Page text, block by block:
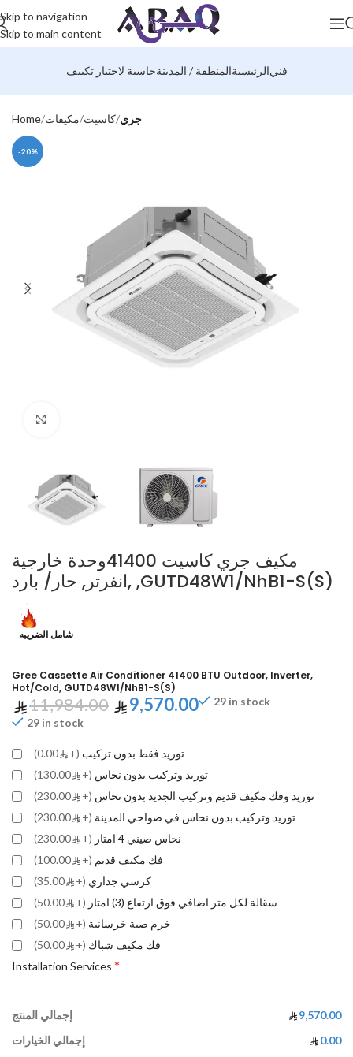
Skip to navigation
Skip to main content
حاسبة لاختيار تكييفالمنطقة / المدينةالرئيسيةفني
Home مكيفات كاسيت جري
-20%
مكيف جري كاسيت 41400وحدة خارجية
,انفرتر, حار/ بارد ,GUTD48W1/NhB1-S(S)
Gree Cassette Air Conditioner 41400 BTU Outdoor, Inverter,
Hot/Cold, GUTD48W1/NhB1-S(S)
11,984.00 9,570.00
29 in stock
29 in stock
توريد فقط بدون تركيب (+
0.00)
توريد وتركيب بدون نحاس (+
130.00)
توريد وفك مكيف قديم وتركيب الجديد بدون نحاس (+
230.00)
توريد وتركيب بدون نحاس في ضواحي المدينة (+
230.00)
نحاس صيني 4 امتار
(+
230.00)
فك مكيف قديم (+
100.00)
كرسي جداري (+
35.00)
سقالة لكل متر اضافي فوق ارتفاع (3) امتار
(+
50.00)
خرم صبة خرسانية (+
50.00)
فك مكيف شباك (+
50.00)
Installation Services *
إجمالي المنتج
9,570.00
إجمالي الخيارات
0.00